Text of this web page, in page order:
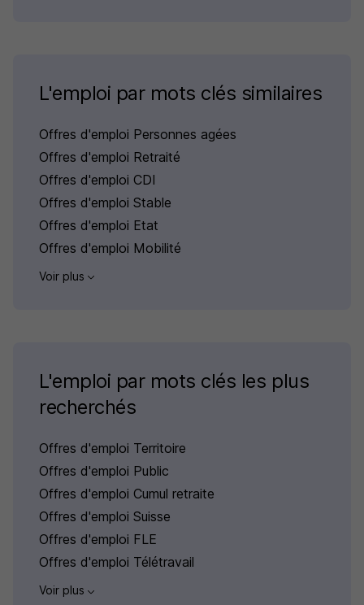
L'emploi par mots clés similaires
Offres d'emploi Personnes agées
Offres d'emploi Retraité
Offres d'emploi CDI
Offres d'emploi Stable
Offres d'emploi Etat
Offres d'emploi Mobilité
Voir plus
L'emploi par mots clés les plus
recherchés
Offres d'emploi Territoire
Offres d'emploi Public
Offres d'emploi Cumul retraite
Offres d'emploi Suisse
Offres d'emploi FLE
Offres d'emploi Télétravail
Voir plus